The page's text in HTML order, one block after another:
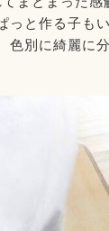
っと作る子も
色別に綺麗に